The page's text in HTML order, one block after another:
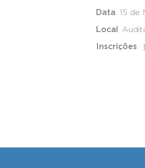
Data: 15 de
Loca :
Inscrições: